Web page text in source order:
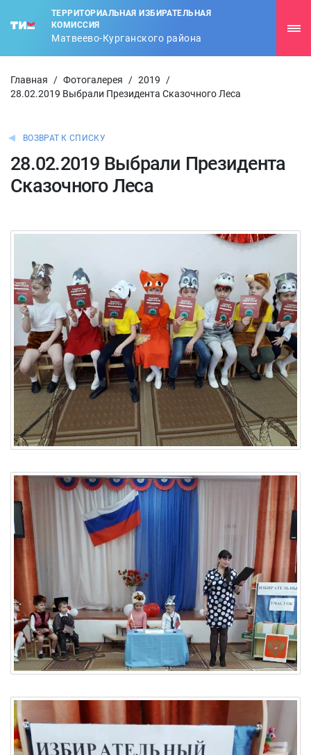
ТЕРРИТОРИАЛЬНАЯ ИЗБИРАТЕЛЬНАЯ
КОМИССИЯ
Матвеево-Курганского района
Главная / Фотогалерея / 2019
/
28.02.2019 Выбрали Президента Сказочного Леса
ВОЗВРАТ К СПИСКУ
28.02.2019 Выбрали Президента
Сказочного Леса